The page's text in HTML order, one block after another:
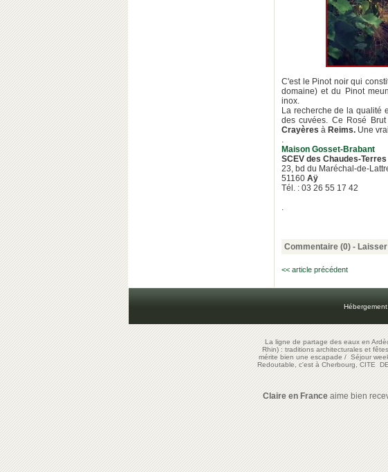
C'est le Pinot noir qui
domaine) et du Pinot
inox.
La recherche de la qualité
des cuvées. Ce Rosé
Crayères à Reims. Une
.
Maison Gosset-Brabant
SCEV des Chaudes-Terres
23, bd du Maréchal-de-
51160 Aÿ
Tél. : 03 26 55 17 42
.
Commentaire (0) -
<< article précédent
La ligne de partage des eaux en
Rhin) : traditions architecturales et
mérite bien une escapade/Séjour
Redoutable, c'est à Cherbourg, CITE
Claire en Franceaime bien